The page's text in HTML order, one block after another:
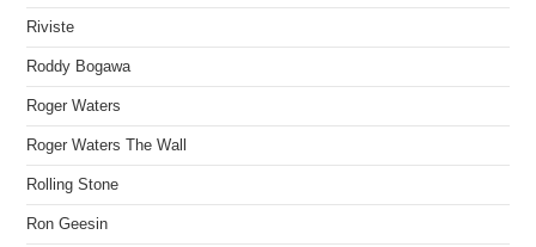
Riviste
Roddy Bogawa
Roger Waters
Roger Waters The Wall
Rolling Stone
Ron Geesin